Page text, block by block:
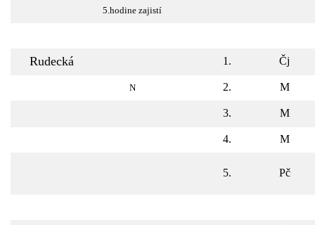
5.hodine zajistí
Rudecká 1. Čj
N 2. M
3. M
4. M
5. Pč